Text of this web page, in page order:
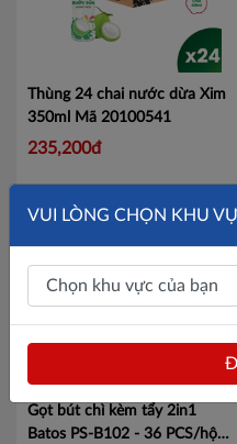
Thùng 24 chai nước dừa Xim
350ml
Mã 20100541
235,200đ
Gọt bút chì kèm tẩy 2in1
Batos PS-B102 - 36 PCS/hộp
VUI LÒNG CHỌN KHU